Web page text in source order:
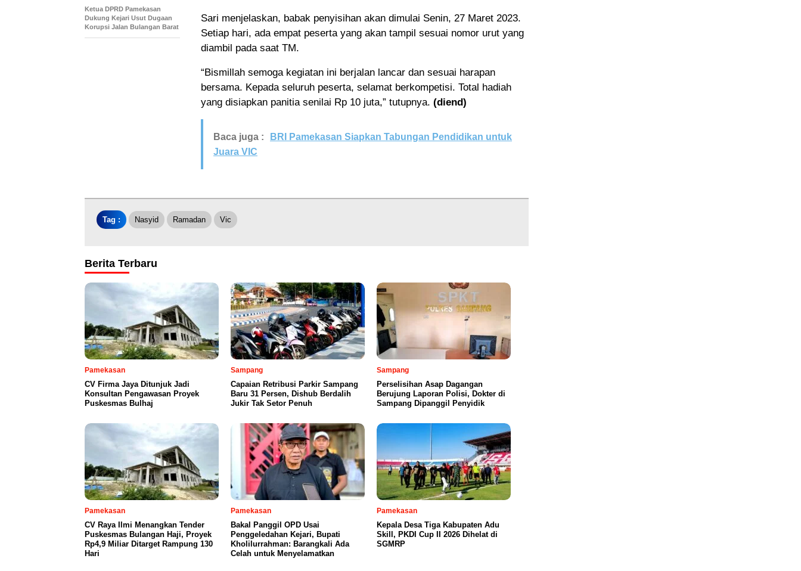
Sari menjelaskan, babak penyisihan akan dimulai Senin, 27 Maret 2023.
Setiap hari, ada empat peserta yang akan tampil sesuai nomor urut yang
diambil pada saat TM.
“Bismillah semoga kegiatan ini berjalan lancar dan sesuai harapan
bersama. Kepada seluruh peserta, selamat berkompetisi. Total hadiah
yang disiapkan panitia senilai Rp 10 juta,” tutupnya. (diend)
Baca juga :
BRI Pamekasan Siapkan Tabungan Pendidikan untuk
Juara VIC
Ketua DPRD Pamekasan
Dukung Kejari Usut Dugaan
Korupsi Jalan Bulangan Barat
Tag : Nasyid Ramadan Vic
Berita Terbaru
Pamekasan
CV Firma Jaya Ditunjuk Jadi
Konsultan Pengawasan Proyek
Puskesmas Bulhaj
Sampang
Capaian Retribusi Parkir Sampang
Baru 31 Persen, Dishub Berdalih
Jukir Tak Setor Penuh
Sampang
Perselisihan Asap Dagangan
Berujung Laporan Polisi, Dokter di
Sampang Dipanggil Penyidik
Pamekasan
CV Raya Ilmi Menangkan Tender
Puskesmas Bulangan Haji, Proyek
Rp4,9 Miliar Ditarget Rampung 130
Hari
Pamekasan
Bakal Panggil OPD Usai
Penggeledahan Kejari, Bupati
Kholilurrahman: Barangkali Ada
Celah untuk Menyelamatkan
Pamekasan
Kepala Desa Tiga Kabupaten Adu
Skill, PKDI Cup II 2026 Dihelat di
SGMRP